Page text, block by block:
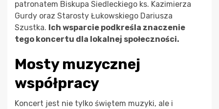
patronatem Biskupa Siedleckiego ks. Kazimierza
Gurdy oraz Starosty Łukowskiego Dariusza
Szustka. Ich wsparcie podkreśla znaczenie
tego koncertu dla lokalnej społeczności.
Mosty muzycznej
współpracy
Koncert jest nie tylko świętem muzyki, ale i